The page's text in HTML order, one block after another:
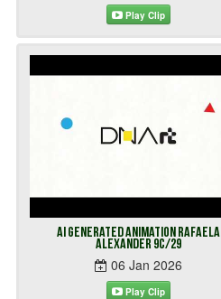
Play Clip
AI Generated Animation Rafaela
Alexander 9C/29
06 Jan 2026
Play Clip